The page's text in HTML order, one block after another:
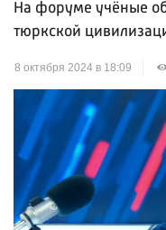
На форуме учёные
тюркской
8 октября 2024 в 18:09